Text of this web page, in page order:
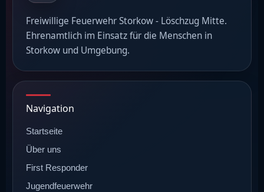
Freiwillige Feuerwehr Storkow - Löschzug Mitte.
Ehrenamtlich im Einsatz für die Menschen in
Storkow und Umgebung.
Navigation
Startseite
Über uns
First Responder
Jugendfeuerwehr